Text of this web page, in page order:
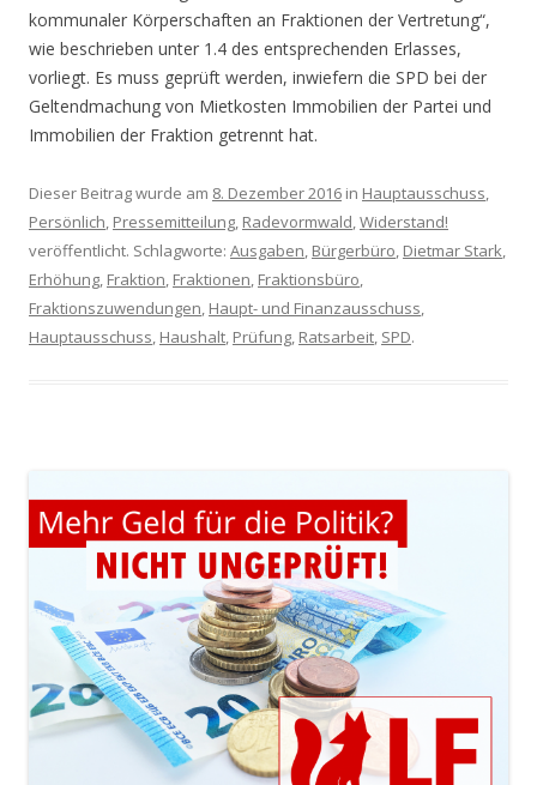
kommunaler Körperschaften an Fraktionen der Vertretung“,
wie beschrieben unter 1.4 des entsprechenden Erlasses,
vorliegt. Es muss geprüft werden, inwiefern die SPD bei der
Geltendmachung von Mietkosten Immobilien der Partei und
Immobilien der Fraktion getrennt hat.
Dieser Beitrag wurde am 8. Dezember 2016 in Hauptausschuss,
Persönlich, Pressemitteilung, Radevormwald,Widerstand!
veröffentlicht. Schlagworte: Ausgaben, Bürgerbüro, Dietmar Stark,
Erhöhung, Fraktion, Fraktionen, Fraktionsbüro,
Fraktionszuwendungen, Haupt- und Finanzausschuss,
Hauptausschuss, Haushalt, Prüfung, Ratsarbeit, SPD.